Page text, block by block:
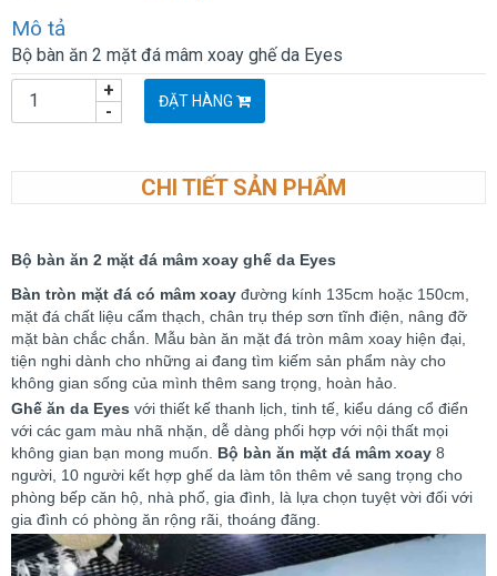
Mô tả
Bộ bàn ăn 2 mặt đá mâm xoay ghế da Eyes
-
+ ĐẶT HÀNG
CHI TIẾT SẢN PHẨM
Bộ bàn ăn 2 mặt đá mâm xoay ghế da Eyes
Bàn tròn mặt đá có mâm xoay đường kính 135cm hoặc 150cm,
mặt đá chất liệu cẩm thạch, chân trụ thép sơn tĩnh điện, nâng đỡ
mặt bàn chắc chắn. Mẫu bàn ăn mặt đá tròn mâm xoay hiện đại,
tiện nghi dành cho những ai đang tìm kiếm sản phẩm này cho
không gian sống của mình thêm sang trọng, hoàn hảo.
Ghế ăn da Eyes với thiết kế thanh lịch, tinh tế, kiểu dáng cổ điển
với các gam màu nhã nhặn, dễ dàng phối hợp với nội thất mọi
không gian bạn mong muốn. Bộ bàn ăn mặt đá mâm xoay 8
người, 10 người kết hợp ghế da làm tôn thêm vẻ sang trọng cho
phòng bếp căn hộ, nhà phố, gia đình, là lựa chọn tuyệt vời đối với
gia đình có phòng ăn rộng rãi, thoáng đãng.